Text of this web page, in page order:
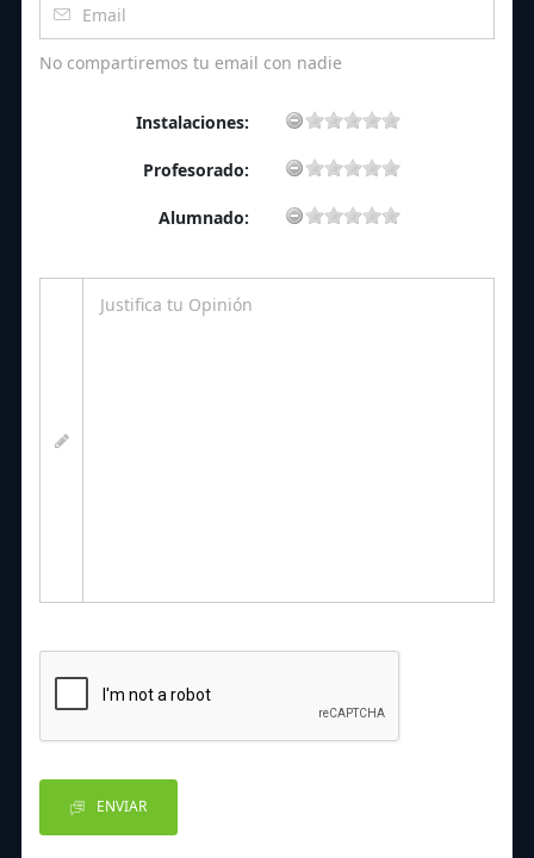
No compartiremos tu email con nadie
Instalaciones:
Profesorado:
Alumnado:
ENVIAR